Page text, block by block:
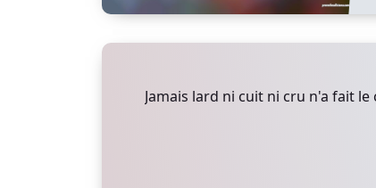
Jamais lard ni cuit ni cru n'a fait